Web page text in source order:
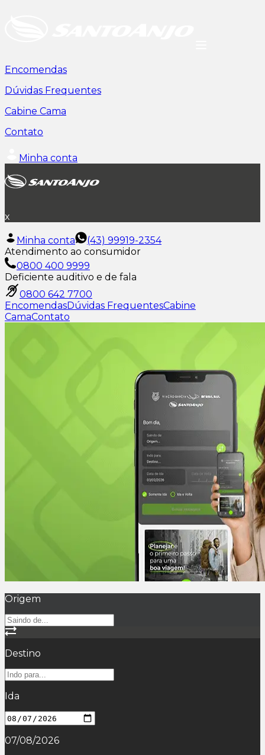
Encomendas
Dúvidas Frequentes
Cabine Cama
Contato
Minha conta
x
Minha conta
(43) 99919-2354
Atendimento ao consumidor
0800 400 9999
Deficiente auditivo e de fala
0800 642 7700
EncomendasDúvidas FrequentesCabine
CamaContato
Origem
Destino
Ida
07/08/2026